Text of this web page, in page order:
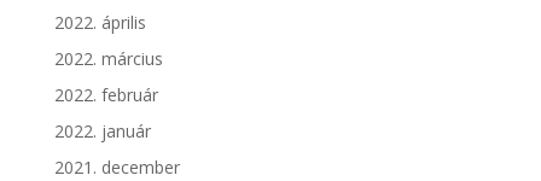
2022. április
2022. március
2022. február
2022. január
2021. december